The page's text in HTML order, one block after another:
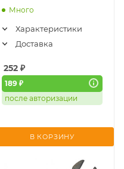
Много
Характеристики
Доставка
252 ₽
189 ₽
после авторизации
В КОРЗИНУ